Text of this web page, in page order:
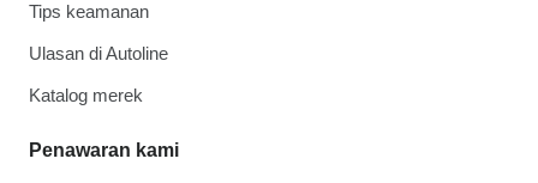
Tips keamanan
Ulasan di Autoline
Katalog merek
Penawaran kami